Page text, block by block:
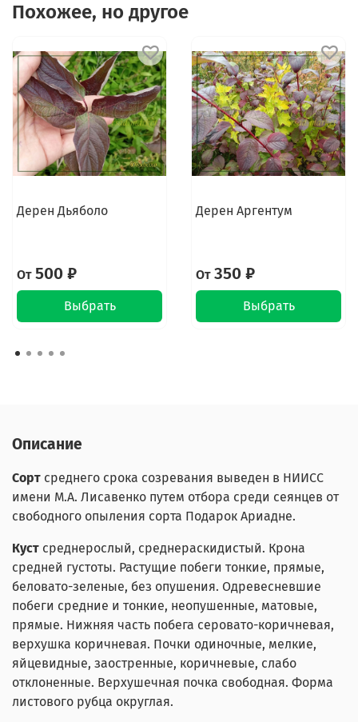
Похожее, но другое
Дерен Дьяболо
От500 ₽
Выбрать
Дерен Аргентум
От350 ₽
Выбрать
Описание
Сорт среднего срока созревания выведен в НИИСС
имени М.А. Лисавенко путем отбора среди сеянцев от
свободного опыления сорта Подарок Ариадне.
Куст среднерослый, среднераскидистый. Крона
средней густоты. Растущие побеги тонкие, прямые,
беловато-зеленые, без опушения. Одревесневшие
побеги средние и тонкие, неопушенные, матовые,
прямые. Нижняя часть побега серовато-коричневая,
верхушка коричневая. Почки одиночные, мелкие,
яйцевидные, заостренные, коричневые, слабо
отклоненные. Верхушечная почка свободная. Форма
листового рубца округлая.